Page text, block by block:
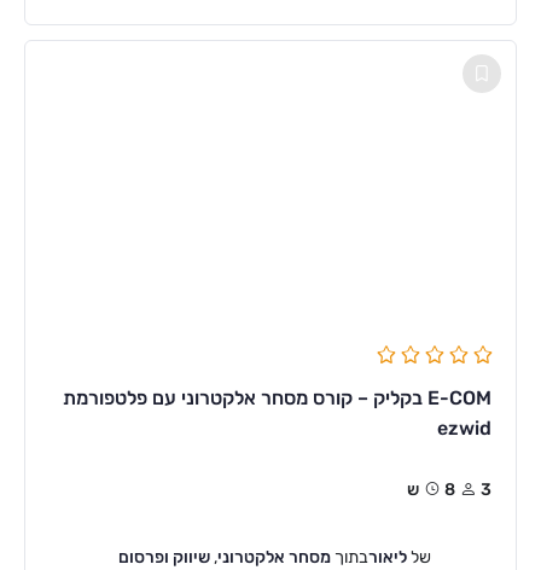
E-COM בקליק – קורס מסחר אלקטרוני עם פלטפורמת
ezwid
3 8ש
שלליאורבתוך מסחר אלקטרוני,שיווק ופרסום